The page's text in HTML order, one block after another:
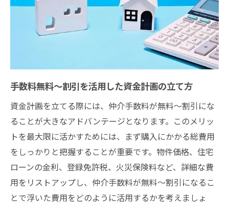
手数料無料～割引を活用した資金計画の立て方
資金計画を立てる際には、仲介手数料が無料～割引にな
ることが大きなアドバンテージとなります。このメリッ
トを最大限に活かすためには、まず購入にかかる総費用
をしっかりと把握することが重要です。物件価格、住宅
ローンの金利、登録免許税、火災保険料など、詳細な費
用をリストアップし、仲介手数料が無料～割引になるこ
とで浮いた費用をどのように活用するかを考えましょ